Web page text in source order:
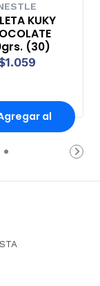
KUKY
(30)
al
carrito